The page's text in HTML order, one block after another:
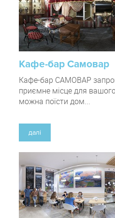
Кафе-бар Самовар
Кафе-бар САМОВАР
приємне місце для
можна поїсти дом...
далі